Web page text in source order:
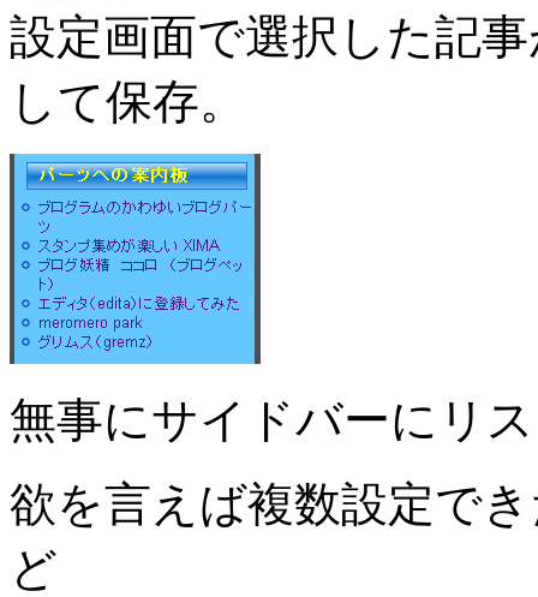
設定画面で選択した記
して保存。
無事にサイドバーにリ
欲を言えば複数設定で
ど